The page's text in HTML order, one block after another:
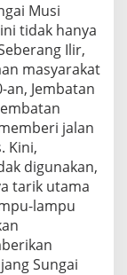
Musi
tidak hanya
Ilir,
masyarakat
an, Jembatan
jalan
Kini,
digunakan,
tarik utama
lampu
Sungai